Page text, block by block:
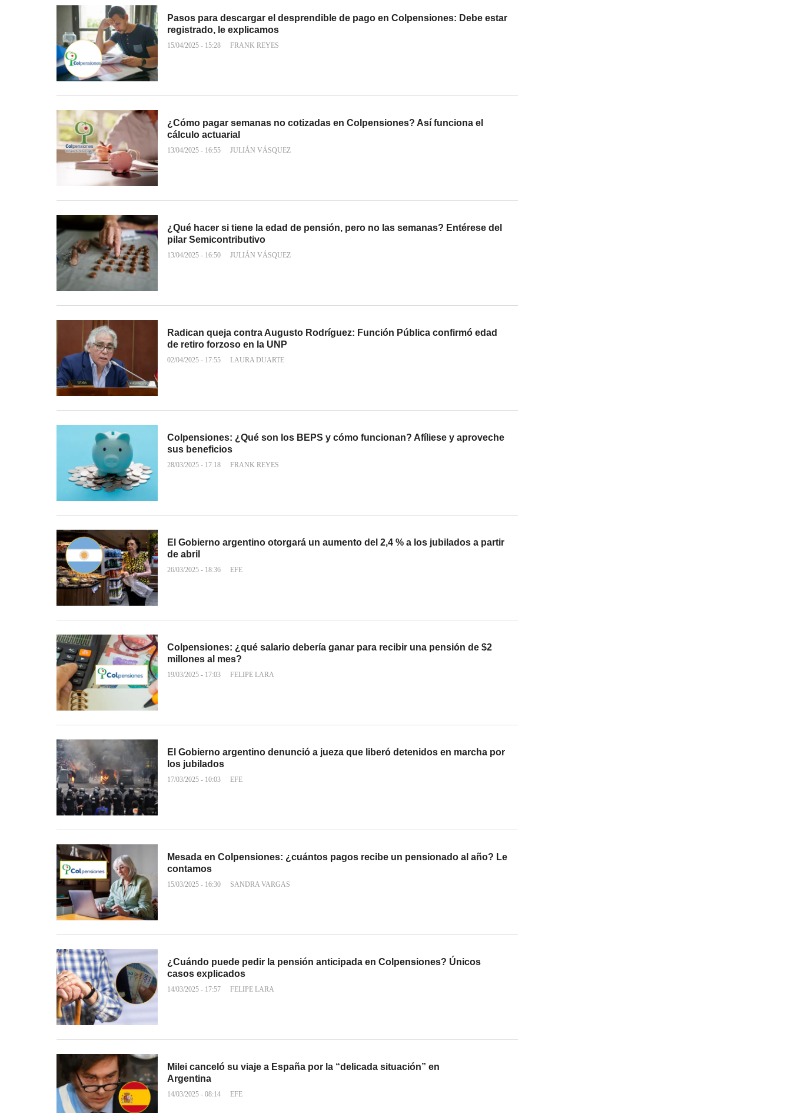
Pasos para descargar el desprendible de pago en Colpensiones: Debe estar
registrado, le explicamos
15/04/2025 - 15:28 FRANK REYES
¿Cómo pagar semanas no cotizadas en Colpensiones? Así funciona el
cálculo actuarial
13/04/2025 - 16:55 JULIÁN VÁSQUEZ
¿Qué hacer si tiene la edad de pensión, pero no las semanas? Entérese del
pilar Semicontributivo
13/04/2025 - 16:50 JULIÁN VÁSQUEZ
Radican queja contra Augusto Rodríguez: Función Pública confirmó edad
de retiro forzoso en la UNP
02/04/2025 - 17:55 LAURA DUARTE
Colpensiones: ¿Qué son los BEPS y cómo funcionan? Afíliese y aproveche
sus beneficios
28/03/2025 - 17:18 FRANK REYES
El Gobierno argentino otorgará un aumento del 2,4 % a los jubilados a partir
de abril
26/03/2025 - 18:36 EFE
Colpensiones: ¿qué salario debería ganar para recibir una pensión de $2
millones al mes?
19/03/2025 - 17:03 FELIPE LARA
El Gobierno argentino denunció a jueza que liberó detenidos en marcha por
los jubilados
17/03/2025 - 10:03 EFE
Mesada en Colpensiones: ¿cuántos pagos recibe un pensionado al año? Le
contamos
15/03/2025 - 16:30 SANDRA VARGAS
¿Cuándo puede pedir la pensión anticipada en Colpensiones? Únicos
casos explicados
14/03/2025 - 17:57 FELIPE LARA
Milei canceló su viaje a España por la “delicada situación” en
Argentina
14/03/2025 - 08:14 EFE